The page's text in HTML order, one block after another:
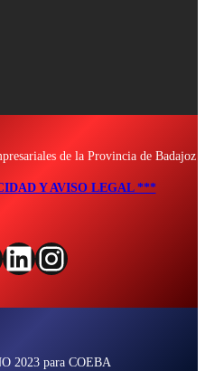
de la Provincia de Badajoz
Y AVISO LEGAL ***
LinkedIn Instagram
2023 para COEBA